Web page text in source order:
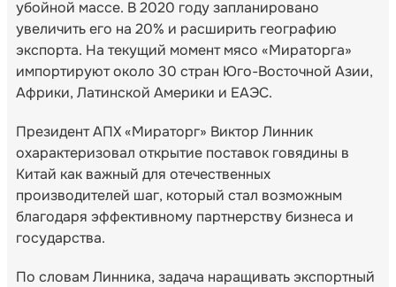
убойной массе. В 2020 году запланировано
увеличить его на 20% и расширить географию
экспорта. На текущий момент мясо «Мираторга»
импортируют около 30 стран Юго-Восточной Азии,
Африки, Латинской Америки и ЕАЭС.
Президент АПХ «Мираторг» Виктор Линник
охарактеризовал открытие поставок говядины в
Китай как важный для отечественных
производителей шаг, который стал возможным
благодаря эффективному партнерству бизнеса и
государства.
По словам Линника, задача наращивать экспортный